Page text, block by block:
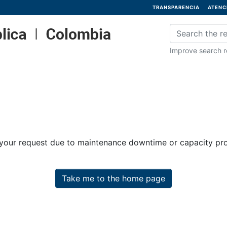
TRANSPARENCIA
Improve search
request due to maintenance downtime or capacity
Take me to the home page